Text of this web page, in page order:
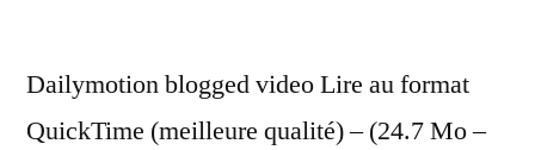
Dailymotion blogged video Lire au format
QuickTime (meilleure qualité) – (24.7 Mo –